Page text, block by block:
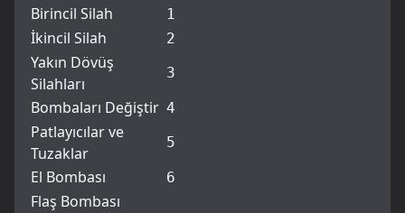
Birincil Silah 1
İkincil Silah 2
Yakın Dövüş
Silahları
3
Bombaları Değiştir 4
Patlayıcılar ve
Tuzaklar
5
El Bombası 6
Flaş Bombası